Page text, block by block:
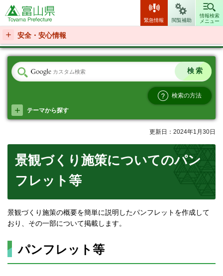
富山県
緊急情報 閲覧補助
情報検索
メニュー
安全・安心情報
検索の方法
テーマから探す
更新日：2024年1月30日
景観づくり施策についてのパン
フレット等
景観づくり施策の概要を簡単に説明したパンフレットを作成して
おり、その一部について掲載します。
パンフレット等